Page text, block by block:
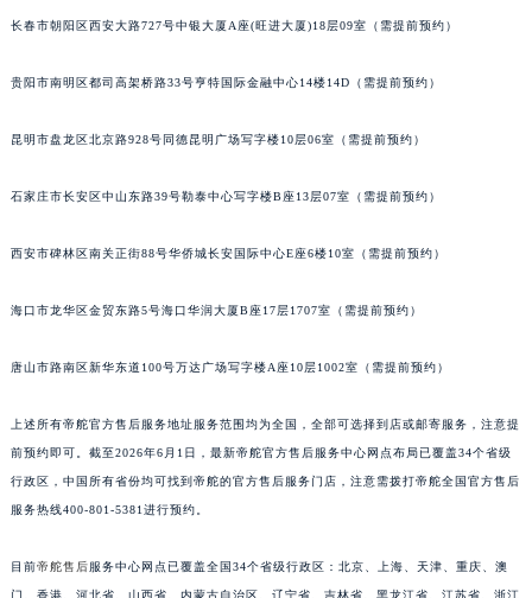
长春市朝阳区西安大路727号中银大厦A座(旺进大厦)18层09室（需提前预约）
贵阳市南明区都司高架桥路33号亨特国际金融中心14楼14D（需提前预约）
昆明市盘龙区北京路928号同德昆明广场写字楼10层06室（需提前预约）
石家庄市长安区中山东路39号勒泰中心写字楼B座13层07室（需提前预约）
西安市碑林区南关正街88号华侨城长安国际中心E座6楼10室（需提前预约）
海口市龙华区金贸东路5号海口华润大厦B座17层1707室（需提前预约）
唐山市路南区新华东道100号万达广场写字楼A座10层1002室（需提前预约）
上述所有帝舵官方售后服务地址服务范围均为全国，全部可选择到店或邮寄服务，注意提
前预约即可。截至2026年6月1日，最新帝舵官方售后服务中心网点布局已覆盖34个省级
行政区，中国所有省份均可找到帝舵的官方售后服务门店，注意需拨打帝舵全国官方售后
服务热线400-801-5381进行预约。
目前帝舵售后 服务中心网点已覆盖全国34个省级行政区：北京、上海、天津、重庆、澳